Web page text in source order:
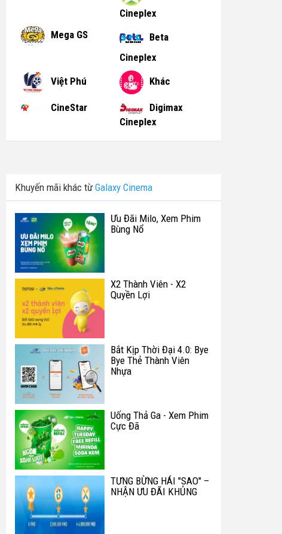
Cineplex
Mega GS
Beta
Cineplex
Việt Phú Khác
CineStar
Digimax
Cineplex
Khuyến mãi khác từGalaxy Cinema
Ưu Đãi Milo, Xem Phim
Bùng Nổ
X2 Thành Viên - X2
Quyền Lợi
Bắt Kịp Thời Đại 4.0: Bye
Bye Thẻ Thành Viên
Nhựa
Uống Thả Ga - Xem Phim
Cực Đã
TƯNG BỪNG HÁI "SAO" –
NHẬN ƯU ĐÃI KHỦNG